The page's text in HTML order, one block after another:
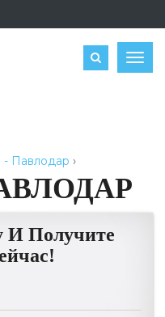
ОЦЕНИТЬ
- Павлодар ›
И Получите